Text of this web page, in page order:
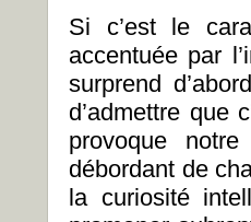
Si c’est le
accentuée par
surprend
d’admettre que
provoque
débordant de
la curiosité